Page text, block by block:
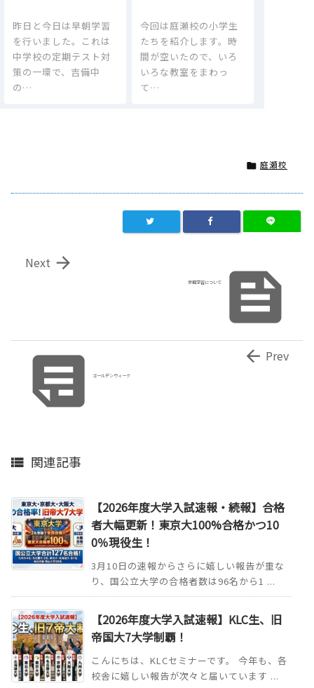
昨日と今日は早朝学習
を行いました。これは
中学校の定期テスト対
策の一環で、吉備中
の…
今回は庭瀬校の小学生
たちを紹介します。時
間が空いたので、いろ
いろな教室をまわっ
て…
 庭瀬校

家庭学習について

Next
ゴールデンウィーク
 Prev
 関連記事
【2026年度大学入試速報・続報】合格
者大幅更新！東京大100%合格かつ10
0％現役生！
3月10日の速報からさらに嬉しい報告が重な
り、国公立大学の合格者数は96名から1 ...
【2026年度大学入試速報】KLC生、旧
帝国大7大学制覇！
こんにちは、KLCセミナーです。 今年も、各
校舎に嬉しい報告が次々と届いています ...